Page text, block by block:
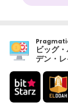
ビッグ
デン・